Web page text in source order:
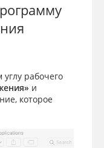
рабочего
и
которое